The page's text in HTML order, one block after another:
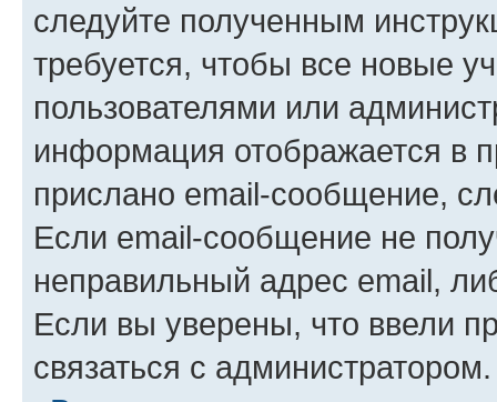
следуйте полученным
требуется, чтобы все новые
пользователями или
информация отображается в
прислано email-сообщение,
Если email-сообщение не
неправильный адрес email,
Если вы уверены, что ввели
связаться с администратором.